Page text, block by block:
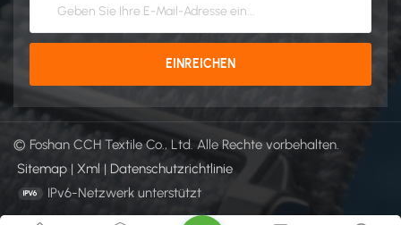
© Foshan CCH Textile Co., Ltd. Alle Rechte vorbehalten.
Sitemap | Xml | Datenschutzrichtlinie
IPv6-Netzwerk unterstützt